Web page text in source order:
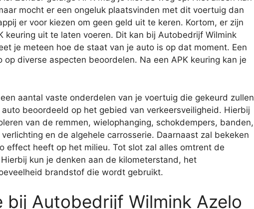
mocht er een ongeluk plaatsvinden met dit voertuig dan
er voor kiezen om geen geld uit te keren. Kortom, er zijn
keuring uit te laten voeren. Dit kan bij Autobedrijf Wilmink
je meteen hoe de staat van je auto is op dat moment. Een
diverse aspecten beoordelen. Na een APK keuring kan je
aantal vaste onderdelen van je voertuig die gekeurd zullen
beoordeeld op het gebied van verkeersveiligheid. Hierbij
van de remmen, wielophanging, schokdempers, banden,
en de algehele carrosserie. Daarnaast zal bekeken
effect heeft op het milieu. Tot slot zal alles omtrent de
kun je denken aan de kilometerstand, het
brandstof die wordt gebruikt.
bij Autobedrijf Wilmink Azelo